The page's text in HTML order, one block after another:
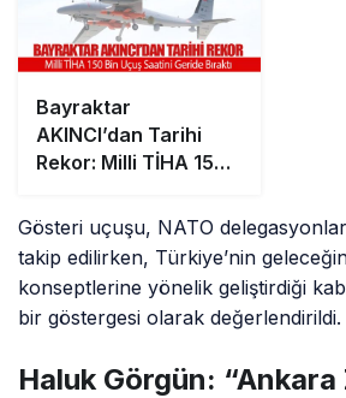
Bayraktar
AKINCI’dan Tarihi
Rekor: Milli TİHA 150
Geride Bıraktı
Gösteri uçuşu, NATO
takip edilirken, Türkiye’nin
konseptlerine yönelik geliştirdiği
bir göstergesi olarak değerlendirildi.
Haluk Görgün: